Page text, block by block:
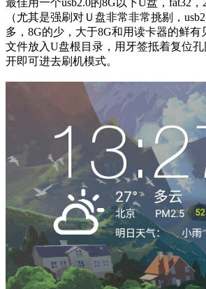
（尤其是强刷对Ｕ盘非常非常挑剔，
多，8G的少，大于8G和用读卡器的鲜
文件放入U盘根目录，用牙签抵着复位
开即可进去刷机模式。